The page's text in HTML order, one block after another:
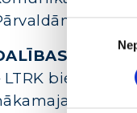
vairāk
MAKSA:
LTRK biedriem
15,00 +